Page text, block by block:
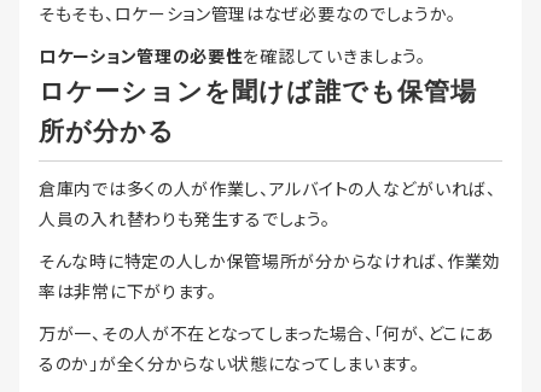
そもそも、ロケーション管理はなぜ必要なのでしょうか。
ロケーション管理の必要性を確認していきましょう。
ロケーションを聞けば誰でも保管場
所が分かる
倉庫内では多くの人が作業し、アルバイトの人などがいれば、
人員の入れ替わりも発生するでしょう。
そんな時に特定の人しか保管場所が分からなければ、作業効
率は非常に下がります。
万が一、その人が不在となってしまった場合、「何が、どこにあ
るのか」が全く分からない状態になってしまいます。